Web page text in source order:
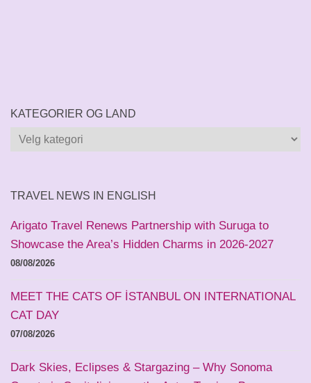
KATEGORIER OG LAND
Kategorier
TRAVEL NEWS IN ENGLISH
Arigato Travel Renews Partnership with Suruga to
Showcase the Area’s Hidden Charms in 2026-2027
08/08/2026
MEET THE CATS OF İSTANBUL ON INTERNATIONAL
CAT DAY
07/08/2026
Dark Skies, Eclipses & Stargazing – Why Sonoma